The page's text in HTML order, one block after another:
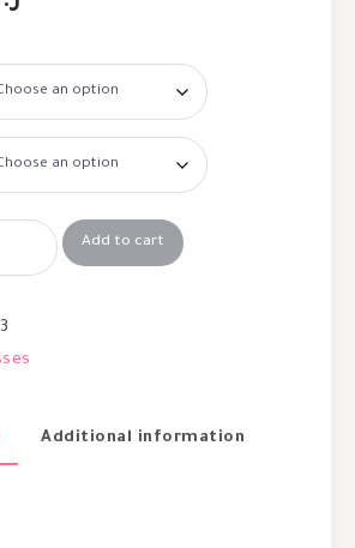
Add to cart
Additional information